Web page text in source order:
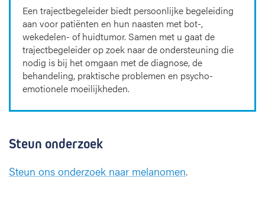
Een trajectbegeleider biedt persoonlijke begeleiding
aan voor patiënten en hun naasten met bot-,
wekedelen- of huidtumor. Samen met u gaat de
trajectbegeleider op zoek naar de ondersteuning die
nodig is bij het omgaan met de diagnose, de
behandeling, praktische problemen en psycho-
emotionele moeilijkheden.
Steun onderzoek
Steun ons onderzoek naar melanomen.